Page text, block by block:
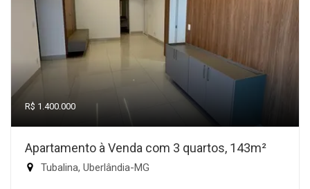
R$ 1.400.000
Apartamento à Venda com 3 quartos, 143m²
Tubalina, Uberlândia-MG